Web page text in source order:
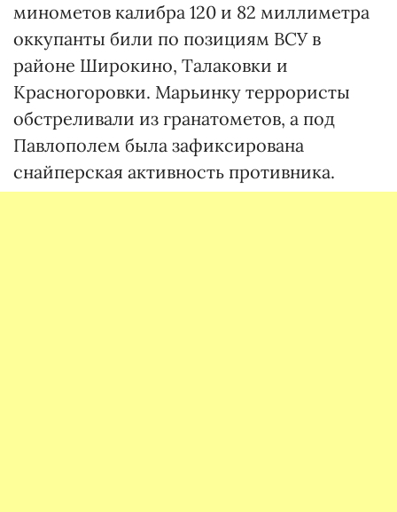
минометов калибра 120 и 82 миллиметра
оккупанты били по позициям ВСУ в
районе Широкино, Талаковки и
Красногоровки. Марьинку террористы
обстреливали из гранатометов, а под
Павлополем была зафиксирована
снайперская активность противника.